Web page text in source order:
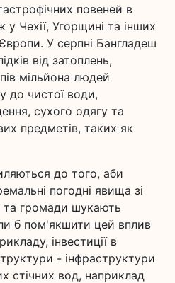
повеней в
у Чехії, Угорщині та інших
У серпні Бангладеш
від затоплень,
мільйона людей
до чистої води,
сухого одягу та
предметів, таких як
до того, аби
погодні явища зі
та громади шукають
б пом'якшити цей вплив
інвестиції в
- інфраструктури
стічних вод, наприклад